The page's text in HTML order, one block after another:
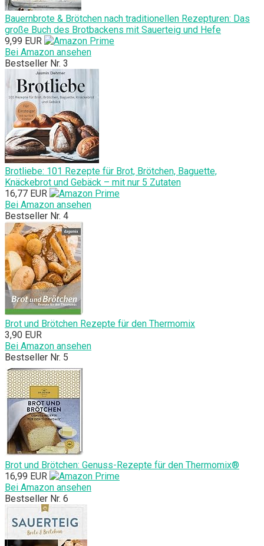
Bauernbrote & Brötchen nach traditionellen Rezepturen: Das
große Buch des Brotbackens mit Sauerteig und Hefe
9,99 EUR
Bei Amazon ansehen
Bestseller Nr. 3
Brotliebe: 101 Rezepte für Brot, Brötchen, Baguette,
Knäckebrot und Gebäck – mit nur 5 Zutaten
16,77 EUR
Bei Amazon ansehen
Bestseller Nr. 4
Brot und Brötchen Rezepte für den Thermomix
3,90 EUR
Bei Amazon ansehen
Bestseller Nr. 5
Brot und Brötchen: Genuss-Rezepte für den Thermomix®
16,99 EUR
Bei Amazon ansehen
Bestseller Nr. 6